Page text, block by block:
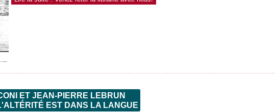
ET JEAN-PIERRE LEBRUN
EST DANS LA LANGUE